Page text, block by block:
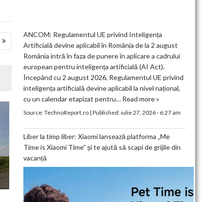
ANCOM: Regulamentul UE privind Inteligența
Artificială devine aplicabil în România de la 2 august
România intră în faza de punere în aplicare a cadrului
european pentru inteligența artificială (AI Act).
Începând cu 2 august 2026, Regulamentul UE privind
inteligența artificială devine aplicabil la nivel național,
cu un calendar etapizat pentru… Read more »
Source:TechnoReport.ro| Published:iulie 27, 2026 - 6:27 am
Liber la timp liber: Xiaomi lansează platforma „Me
Time is Xiaomi Time” și te ajută să scapi de grijile din
vacanță